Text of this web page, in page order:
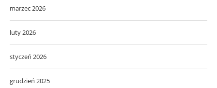
marzec 2026
luty 2026
styczeń 2026
grudzień 2025